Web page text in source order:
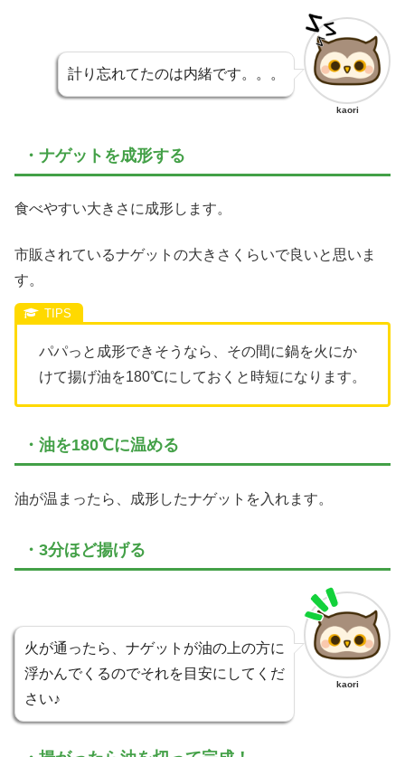
計り忘れてたのは内緒です。。。
kaori
・ナゲットを成形する
食べやすい大きさに成形します。
市販されているナゲットの大きさくらいで良いと思いま
す。
パパっと成形できそうなら、その間に鍋を火にか
けて揚げ油を180℃にしておくと時短になります。
・油を180℃に温める
油が温まったら、成形したナゲットを入れます。
・3分ほど揚げる
火が通ったら、ナゲットが油の上の方に
浮かんでくるのでそれを目安にしてくだ
さい♪
kaori